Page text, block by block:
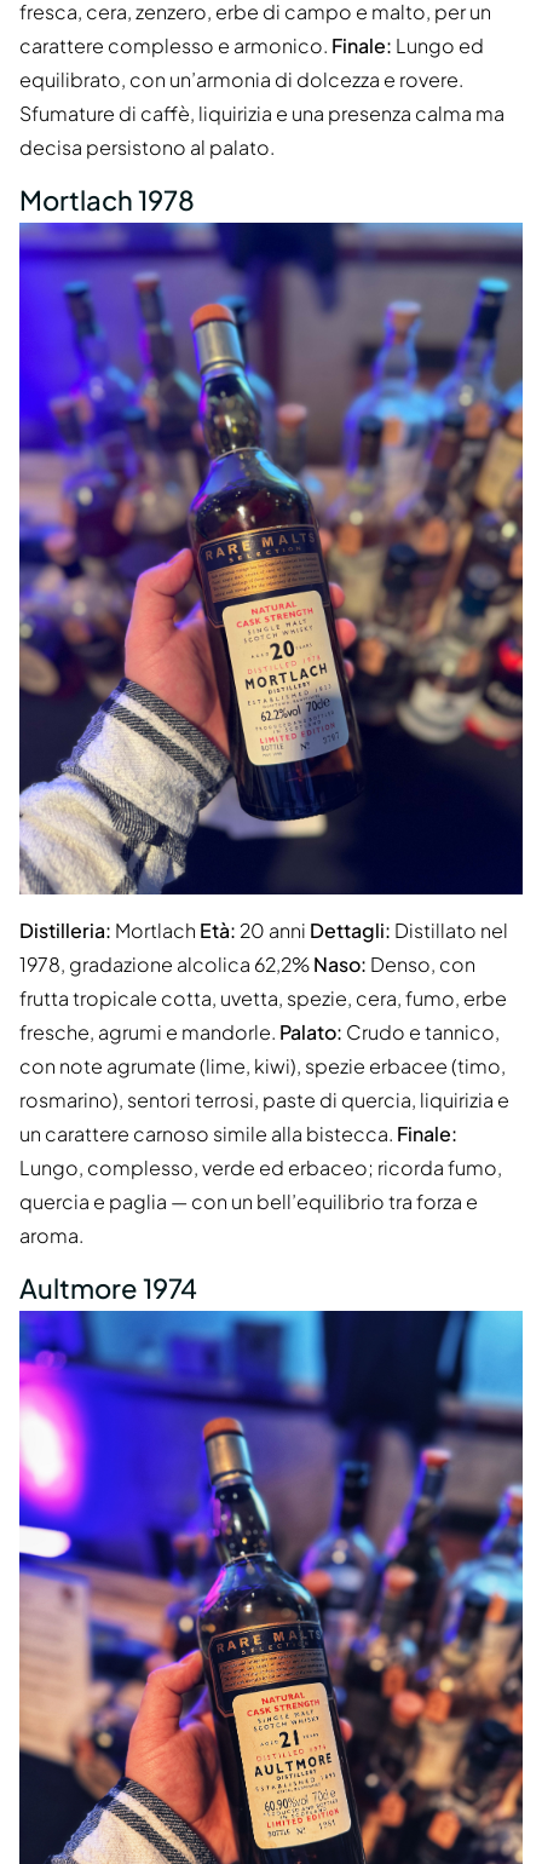
fresca, cera, zenzero, erbe di campo e malto, per un
carattere complesso e armonico. Finale: Lungo ed
equilibrato, con un’armonia di dolcezza e rovere.
Sfumature di caffè, liquirizia e una presenza calma ma
decisa persistono al palato.
Mortlach 1978
Distilleria: Mortlach Età: 20 anni Dettagli: Distillato nel
1978, gradazione alcolica 62,2%Naso: Denso, con
frutta tropicale cotta, uvetta, spezie, cera, fumo, erbe
fresche, agrumi e mandorle. Palato: Crudo e tannico,
con note agrumate (lime, kiwi), spezie erbacee (timo,
rosmarino), sentori terrosi, paste di quercia, liquirizia e
un carattere carnoso simile alla bistecca. Finale:
Lungo, complesso, verde ed erbaceo; ricorda fumo,
quercia e paglia — con un bell’equilibrio tra forza e
aroma.
Aultmore 1974